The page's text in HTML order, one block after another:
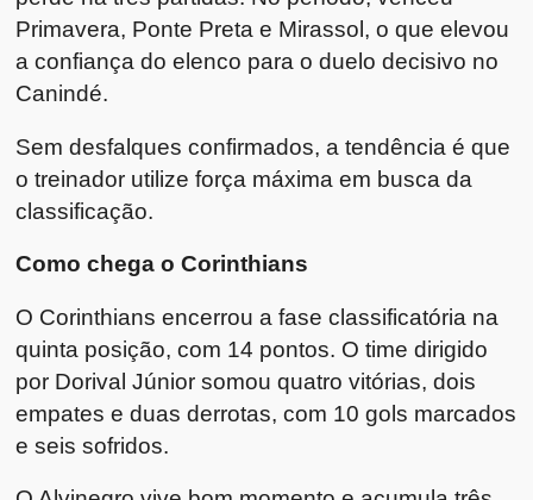
Primavera, Ponte Preta e Mirassol, o que elevou
a confiança do elenco para o duelo decisivo no
Canindé.
Sem desfalques confirmados, a tendência é que
o treinador utilize força máxima em busca da
classificação.
Como chega o Corinthians
O Corinthians encerrou a fase classificatória na
quinta posição, com 14 pontos. O time dirigido
por Dorival Júnior somou quatro vitórias, dois
empates e duas derrotas, com 10 gols marcados
e seis sofridos.